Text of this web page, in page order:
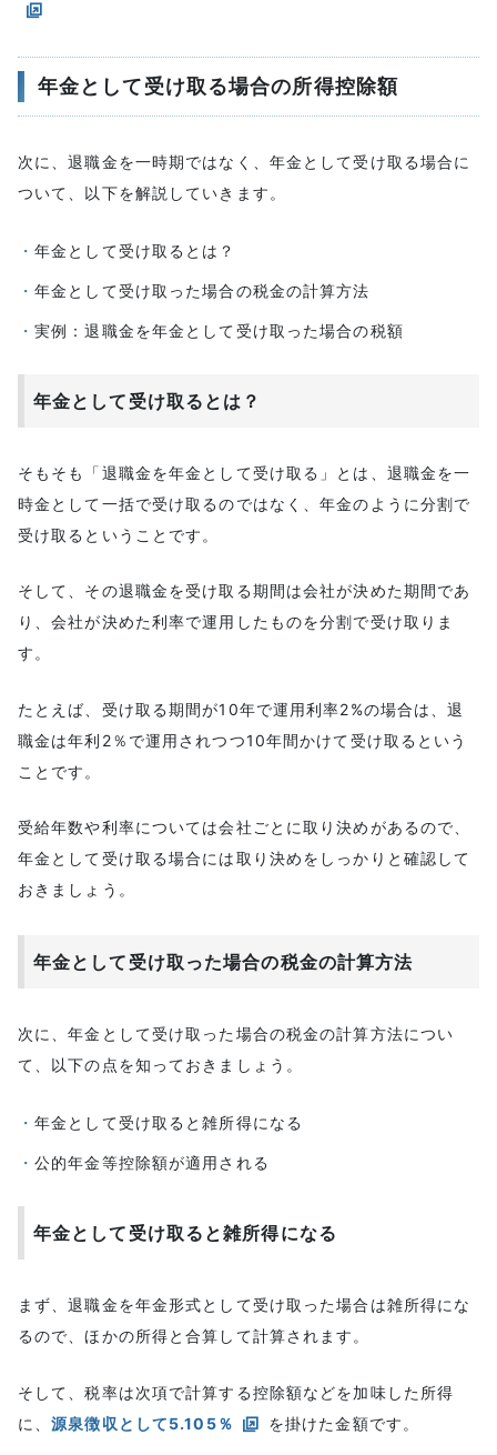
年金として受け取る場合の所得控除額
次に、退職金を一時期ではなく、年金として受け取る場合に
ついて、以下を解説していきます。
年金として受け取るとは？
年金として受け取った場合の税金の計算方法
実例：退職金を年金として受け取った場合の税額
年金として受け取るとは？
そもそも「退職金を年金として受け取る」とは、退職金を一
時金として一括で受け取るのではなく、年金のように分割で
受け取るということです。
そして、その退職金を受け取る期間は会社が決めた期間であ
り、会社が決めた利率で運用したものを分割で受け取りま
す。
たとえば、受け取る期間が10年で運用利率2%の場合は、退
職金は年利2％で運用されつつ10年間かけて受け取るという
ことです。
受給年数や利率については会社ごとに取り決めがあるので、
年金として受け取る場合には取り決めをしっかりと確認して
おきましょう。
年金として受け取った場合の税金の計算方法
次に、年金として受け取った場合の税金の計算方法につい
て、以下の点を知っておきましょう。
年金として受け取ると雑所得になる
公的年金等控除額が適用される
年金として受け取ると雑所得になる
まず、退職金を年金形式として受け取った場合は雑所得にな
るので、ほかの所得と合算して計算されます。
そして、税率は次項で計算する控除額などを加味した所得
に、源泉徴収として5.105％ を掛けた金額です。